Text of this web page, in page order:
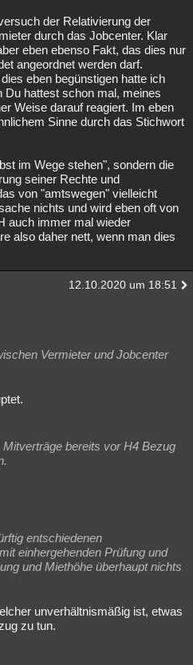
der Relativierung der
durch das Jobcenter. Klar
eben ebenso Fakt, das dies nur
angeordnet werden darf.
eben begünstigen hatte ich
Du hattest schon mal, meines
Weise darauf reagiert. Im eben
Sinne durch das Stichwort
im Wege stehen", sondern die
seiner Rechte und
von "amtswegen" vielleicht
nichts und wird eben oft von
auch immer mal wieder
also daher nett, wenn man dies
12.10.2020 um 18:51
Vermieter und Jobcenter
bereits vor H4 Bezug
entschiedenen
einhergehenden Prüfung und
und Miethöhe überhaupt nichts
unverhältnismäßig ist, etwas
zu tun.